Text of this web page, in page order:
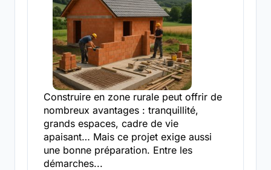
Construire en zone rurale peut offrir de
nombreux avantages : tranquillité,
grands espaces, cadre de vie
apaisant… Mais ce projet exige aussi
une bonne préparation. Entre les
démarches...